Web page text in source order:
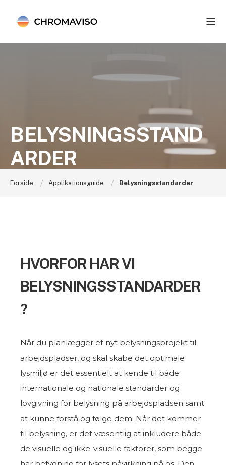
BELYSNINGSSTAND
ARDER
Forside Applikationsguide Belysningsstandarder
HVORFOR HAR VI
BELYSNINGSSTANDARDER
?
Når du planlægger et nyt belysningsprojekt til
arbejdspladser, og skal skabe det optimale
lysmiljø er det essentielt at kende til både
internationale og nationale standarder og
lovgivning for belysning på arbejdspladsen samt
at kunne forstå og følge dem. Når det kommer
til belysning, er det væsentlig at inkludere både
de visuelle og ikke-visuelle faktorer, som begge